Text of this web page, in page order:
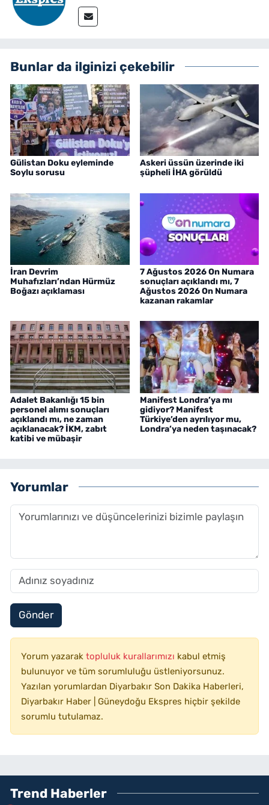
Bunlar da ilginizi çekebilir
Gülistan Doku eyleminde
Soylu sorusu
Askeri üssün üzerinde iki
şüpheli İHA görüldü
İran Devrim
Muhafızları’ndan Hürmüz
Boğazı açıklaması
7 Ağustos 2026 On Numara
sonuçları açıklandı mı, 7
Ağustos 2026 On Numara
kazanan rakamlar
Adalet Bakanlığı 15 bin
personel alımı sonuçları
açıklandı mı, ne zaman
açıklanacak? İKM, zabıt
katibi ve mübaşir
Manifest Londra’ya mı
gidiyor? Manifest
Türkiye’den ayrılıyor mu,
Londra’ya neden taşınacak?
Yorumlar
Gönder
Yorum yazarak topluluk kurallarımızı kabul etmiş
bulunuyor ve tüm sorumluluğu üstleniyorsunuz.
Yazılan yorumlardan Diyarbakır Son Dakika Haberleri,
Diyarbakır Haber | Güneydoğu Ekspres hiçbir şekilde
sorumlu tutulamaz.
Trend Haberler